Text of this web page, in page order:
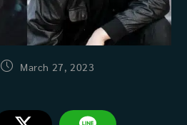
PostMarch 27, 2023